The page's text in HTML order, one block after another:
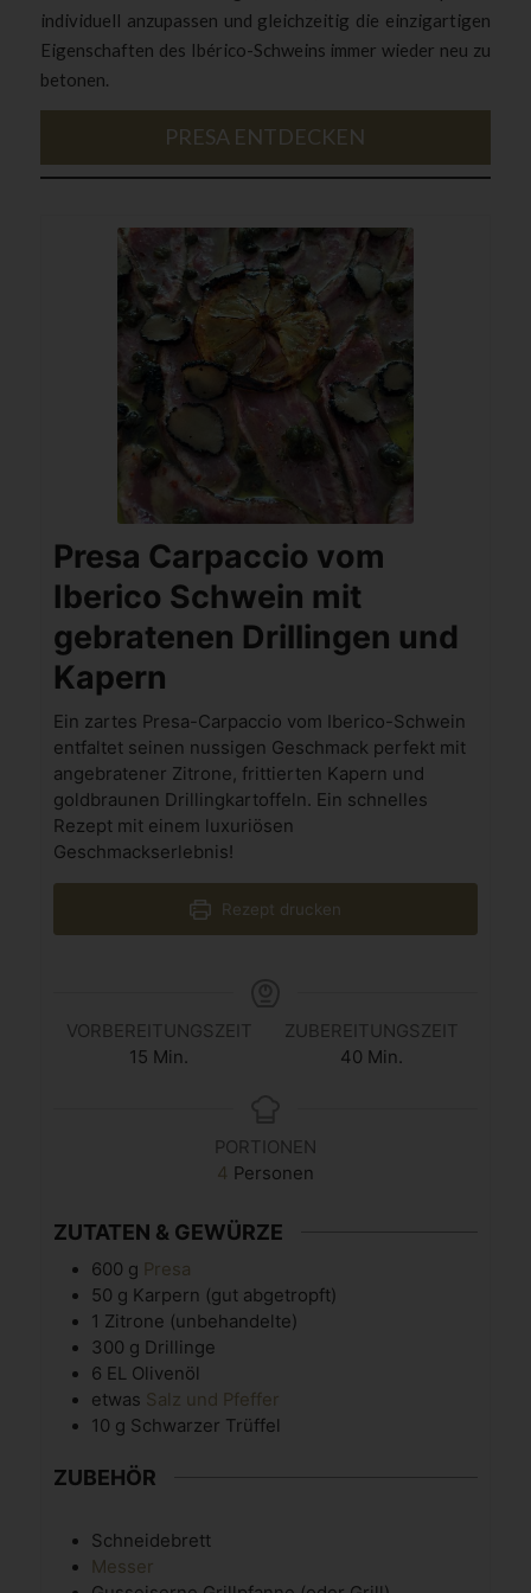
individuell anzupassen und gleichzeitig die einzigartigen
Eigenschaften des Ibérico-Schweins immer wieder neu zu
betonen.
PRESA ENTDECKEN
Presa Carpaccio vom
Iberico Schwein mit
gebratenen Drillingen und
Kapern
Ein zartes Presa-Carpaccio vom Iberico-Schwein
entfaltet seinen nussigen Geschmack perfekt mit
angebratener Zitrone, frittierten Kapern und
goldbraunen Drillingkartoffeln. Ein schnelles
Rezept mit einem luxuriösen
Geschmackserlebnis!
Rezept drucken
VORBEREITUNGSZEIT
15 Min.
ZUBEREITUNGSZEIT
40 Min.
PORTIONEN
4 Personen
ZUTATEN & GEWÜRZE
600 g Presa
50 g Karpern (gut abgetropft)
1 Zitrone (unbehandelte)
300 g Drillinge
6 EL Olivenöl
etwas Salz und Pfeffer
10 g Schwarzer Trüffel
ZUBEHÖR
Schneidebrett
Messer